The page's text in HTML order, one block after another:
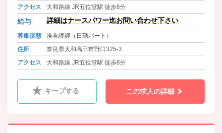
アクセス
大和路線 JR五位堂駅 徒歩8分
給与 詳細はナースパワー迄お問い合わせ下さい
募集形態
准看護師（日勤パート）
住所
奈良県大和高田市野口325-3
アクセス
大和路線 JR五位堂駅 徒歩8分
キープする この求人の詳細